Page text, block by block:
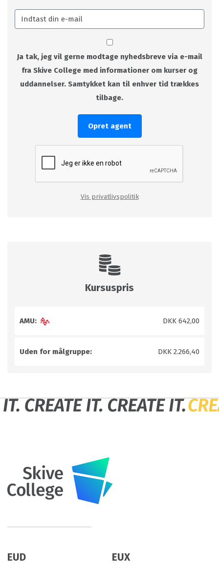
Ja tak, jeg vil gerne modtage nyhedsbreve via e-mail
fra Skive College med informationer om kurser og
uddannelser. Samtykket kan til enhver tid trækkes
tilbage.
Opret agent
Vis privatlivspolitik
Kursuspris
AMU: DKK 642,00
Uden for målgruppe: DKK 2.266,40
EUD EUX